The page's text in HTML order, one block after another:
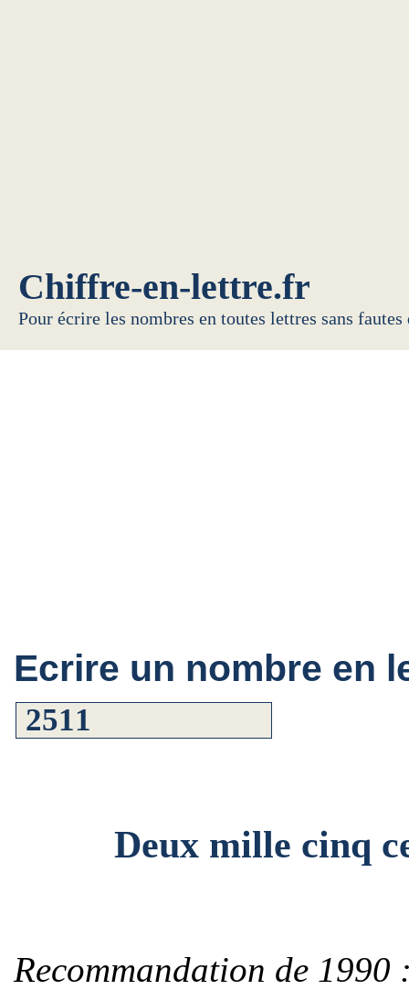
Chiffre-en-lettre.fr
Pour écrire les nombres en toutes lettres sans
Ecrire un nombre en
Deux mille cinq
Recommandation de 1990